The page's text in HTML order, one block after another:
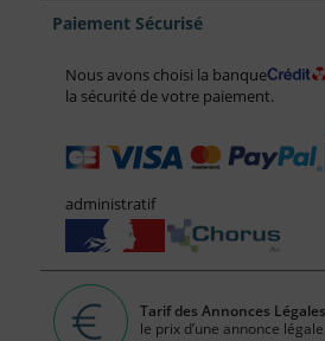
Paiement Sécurisé
Nous avons choisi la banque
la sécurité de votre paiement.
administratif
Tarif des Annonces Légales
le prix d’une annonce